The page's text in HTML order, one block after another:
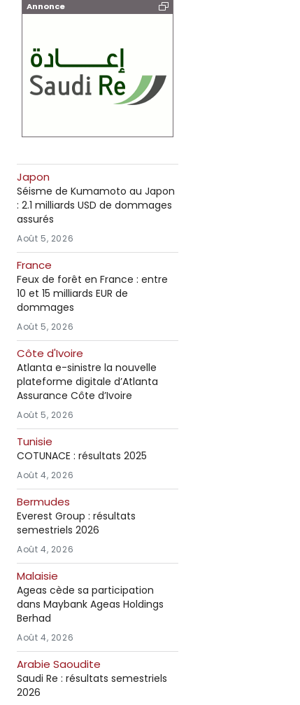
Annonce
Japon
Séisme de Kumamoto au Japon
: 2.1 milliards USD de dommages
assurés
Août 5, 2026
France
Feux de forêt en France : entre
10 et 15 milliards EUR de
dommages
Août 5, 2026
Côte d'Ivoire
Atlanta e-sinistre la nouvelle
plateforme digitale d’Atlanta
Assurance Côte d’Ivoire
Août 5, 2026
Tunisie
COTUNACE : résultats 2025
Août 4, 2026
Bermudes
Everest Group : résultats
semestriels 2026
Août 4, 2026
Malaisie
Ageas cède sa participation
dans Maybank Ageas Holdings
Berhad
Août 4, 2026
Arabie Saoudite
Saudi Re : résultats semestriels
2026